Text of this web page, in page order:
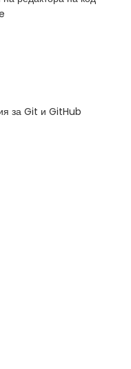
за Git и GitHub